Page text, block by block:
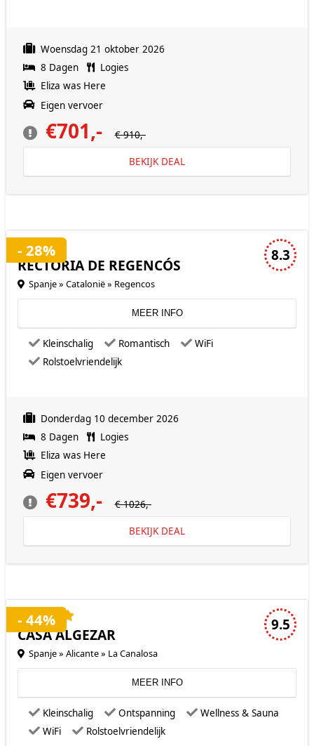
Woensdag 21 oktober 2026
8 Dagen
Logies
Eliza was Here
Eigen vervoer
€701,- € 910,-
BEKIJK DEAL
8.3
3 sterren accommodatie
RECTORIA DE REGENCÓS
Spanje » Catalonië » Regencos
MEER INFO
Kleinschalig Romantisch
WiFi
Rolstoelvriendelijk
Donderdag 10 december 2026
8 Dagen
Logies
Eliza was Here
Eigen vervoer
€739,- € 1026,-
- 28%
BEKIJK DEAL
9.5
CASA ALGEZAR
Spanje » Alicante » La Canalosa
MEER INFO
Kleinschalig Ontspanning
Wellness & Sauna
WiFi
Rolstoelvriendelijk
- 44%